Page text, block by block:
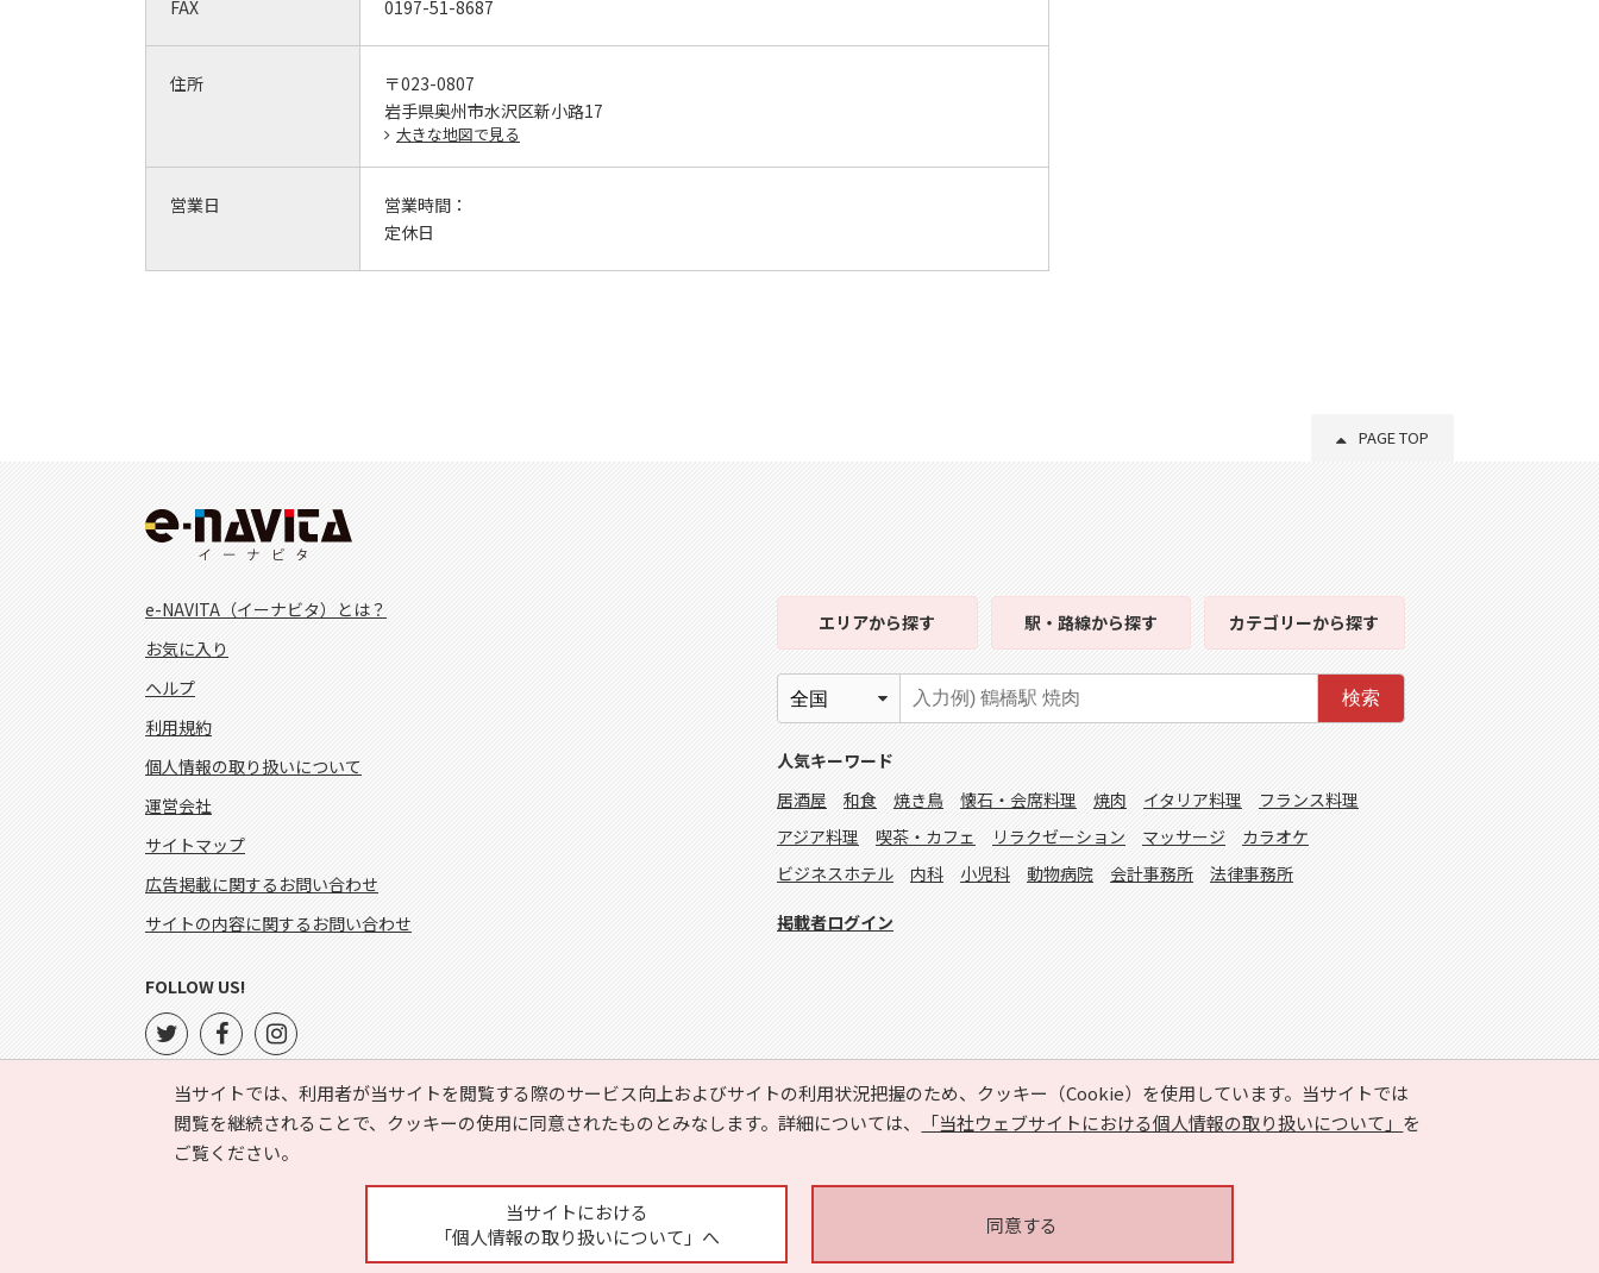
FAX 0197-51-8687
住所
〒023-0807
岩手県奥州市水沢区新小路17
大きな地図で見る
営業日
営業時間：
定休日
PAGE TOP
当サイトでは、利用者が当サイトを閲覧する際のサービス向上およびサイトの利用状況把握のため、クッキー（Cookie）を使用しています。当サイトでは
閲覧を継続されることで、クッキーの使用に同意されたものとみなします。詳細については、
「当社ウェブサイトにおける個人情報の取り扱いについて」 を
ご覧ください。
当サイトにおける
「個人情報の取り扱いについて」へ
同意する
e-NAVITA（イーナビタ）とは？
お気に入り
ヘルプ
利用規約
個人情報の取り扱いについて
運営会社
サイトマップ
広告掲載に関するお問い合わせ
サイトの内容に関するお問い合わせ
エリアから探す 駅・路線から探す カテゴリーから探す
検索
人気キーワード
居酒屋
和食 焼き鳥 懐石・会席料理 焼肉 イタリア料理
フランス料理
アジア料理
喫茶・カフェ リラクゼーション マッサージ
カラオケ
ビジネスホテル
内科 小児科 動物病院 会計事務所 法律事務所
掲載者ログイン
FOLLOW US!
Copyright © HYOJITO.Co.,Ltd. All Rights Reserved.